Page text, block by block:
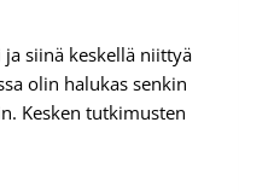
siinä keskellä niittyä
olin halukas senkin
Kesken tutkimusten